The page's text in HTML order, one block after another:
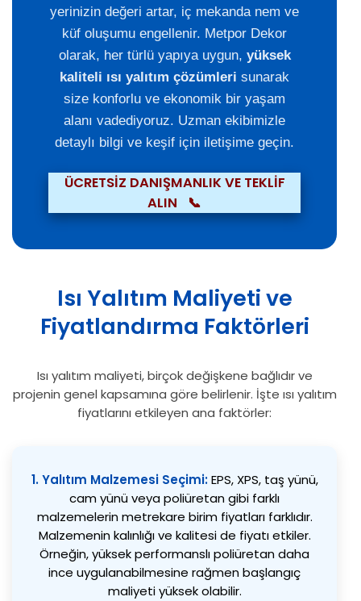
yerinizin değeri artar, iç mekanda nem ve
küf oluşumu engellenir. Metpor Dekor
olarak, her türlü yapıya uygun, yüksek
kaliteli ısı yalıtım çözümleri sunarak
size konforlu ve ekonomik bir yaşam
alanı vadediyoruz. Uzman ekibimizle
detaylı bilgi ve keşif için iletişime geçin.
ÜCRETSİZ DANIŞMANLIK VE TEKLİF
ALIN
📞
Isı Yalıtım Maliyeti ve
Fiyatlandırma Faktörleri
Isı yalıtım maliyeti, birçok değişkene bağlıdır ve
projenin genel kapsamına göre belirlenir. İşte ısı yalıtım
fiyatlarını etkileyen ana faktörler:
1. Yalıtım Malzemesi Seçimi:EPS, XPS, taş yünü,
cam yünü veya poliüretan gibi farklı
malzemelerin metrekare birim fiyatları farklıdır.
Malzemenin kalınlığı ve kalitesi de fiyatı etkiler.
Örneğin, yüksek performanslı poliüretan daha
ince uygulanabilmesine rağmen başlangıç
maliyeti yüksek olabilir.